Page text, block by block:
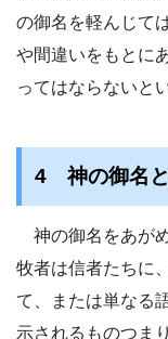
の御名を軽んじて
や間違いをもとに
ってはならないと
4 神の御名
神の御名をあが
牧者は信者たちに
て、または単なる
示されるものつま